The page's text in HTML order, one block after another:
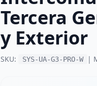
Tercera
y Exterior
SKU: SYS-UA-G3-PRO-W |